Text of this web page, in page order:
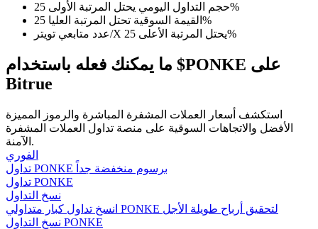
تحليل البيانات الضخمة بما في ذلك المعلومات التجارية، وما
مرشد
دليل المبتدئين للعقود الآجلة
حجم التداول اليومي يحتل المرتبة الأولى 25%
القيمة السوقية تحتل المرتبة العليا 25%
عدد متابعي تويتر/X يحتل المرتبة الأعلى 25%
ما يمكنك فعله باستخدام $PONKE على
Bitrue
استكشف أسعار العملات المشفرة المباشرة والرموز المميزة
الأفضل والاتجاهات السوقية على منصة تداول العملات المشفرة
الآمنة.
الفوري
تداول PONKE برسوم منخفضة جداً
تداول PONKE
نسخ التداول
انسخ تداول كبار متداولي PONKE لتحقيق أرباح طويلة الأجل
نسخ التداول PONKE